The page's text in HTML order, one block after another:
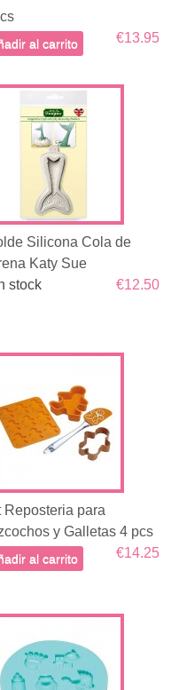
€13.95
al carrito
Silicona Cola de
Katy Sue
€12.50
stock
Reposteria para
y Galletas 4 pcs
€14.25
al carrito